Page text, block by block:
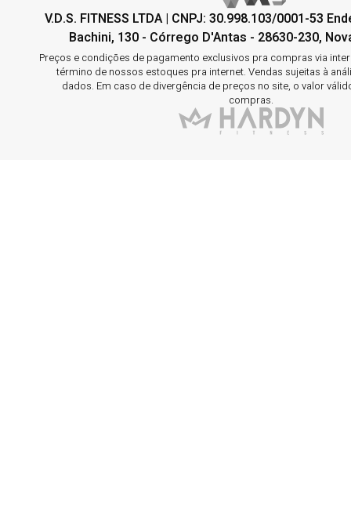
V.D.S. FITNESS LTDA | CNPJ: 30.998.103/0001-53
Bachini, 130 - Córrego D'Antas - 28630-230,
Preços e condições de pagamento exclusivos pra compras via
término de nossos estoques pra internet. Vendas sujeitas à
dados. Em caso de divergência de preços no site, o valor
compras.